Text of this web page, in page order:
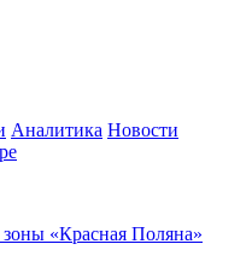
Аналитика Новости
«Красная Поляна»